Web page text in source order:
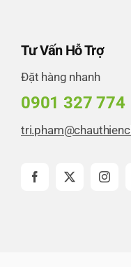
Tư Vấn Hỗ Trợ
Đặt hàng nhanh
0901 327 774